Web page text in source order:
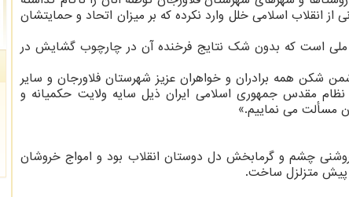
از انقلاب اسلامی خلل وارد نکرده که بر میزان اتحاد و حمایتشان
ملی است که بدون شک نتایج فرخنده آن در چارچوب گشایش در
شکن همه برادران و خواهران عزیز شهرستان فلاورجان و سایر
مقدس جمهوری اسلامی ایران ذیل سایه ولایت حکمیانه و
مسألت می نماییم.»
در یوم الله ۲۲ بهمن سال جاری روشنی چشم و گرمابخش دل دوستان انقلاب بود و امواج خروشان
پیش متزلزل ساخت.